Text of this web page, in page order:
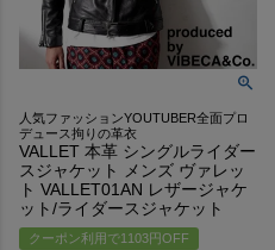
人気ファッションYOUTUBER全面プロ
デュース拘りの革衣
VALLET 本革 シングルライダー
スジャケット メンズ ヴァレッ
ト VALLET01AN レザージャケ
ット/ライダースジャケット
クーポン利用で1103円OFF